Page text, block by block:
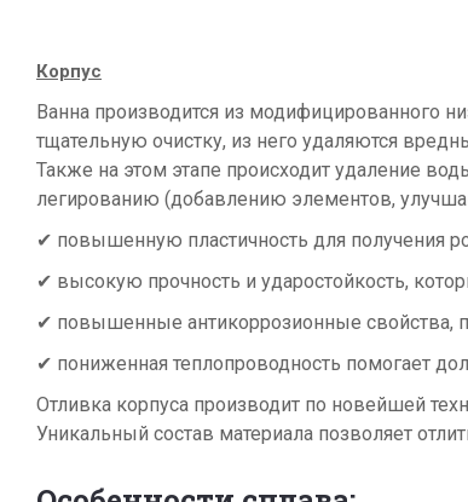
Корпус
Ванна производится из модифицированного
тщательную очистку, из него удаляются
Также на этом этапе происходит удаление
легированию (добавлению элементов,
✔ повышенную пластичность для получения
✔ высокую прочность и ударостойкость,
✔ повышенные антикоррозионные свойства,
✔ пониженная теплопроводность помогает
Отливка корпуса производит по новейшей
Уникальный состав материала позволяет